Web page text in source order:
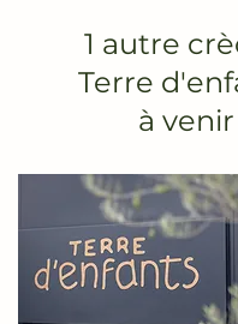
1 autre
Terre
à venir